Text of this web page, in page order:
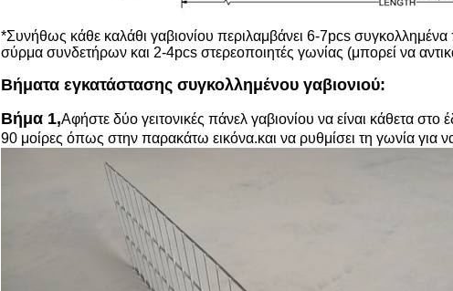
*Συνήθως κάθε καλάθι γαβιονίου περιλαμβάνει 6-7pcs συγκολλημένα
σύρμα συνδετήρων και 2-4pcs στερεοποιητές γωνίας (μπορεί να
Βήματα εγκατάστασης συγκολλημένου γαβιονιού:
Βήμα 1,Αφήστε δύο γειτονικές πάνελ γαβιονίου να είναι κάθετα
90 μοίρες όπως στην παρακάτω εικόνα.και να ρυθμίσει τη γωνία για